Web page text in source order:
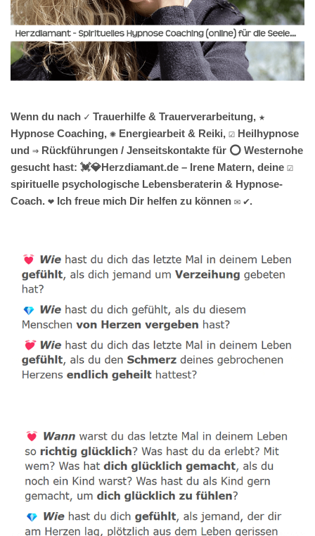
Wenn du nach ✓ Trauerhilfe & Trauerverarbeitung, ★
Hypnose Coaching, ✺ Energiearbeit & Reiki, ☑️ Heilhypnose
und ⇒ Rückführungen / Jenseitskontakte für ⭕ Westernohe
gesucht hast: 💓️💎Herzdiamant.de – Irene Matern, deine ☑️
spirituelle psychologische Lebensberaterin & Hypnose-
Coach. ❤ Ich freue mich Dir helfen zu können ✉ ✔.